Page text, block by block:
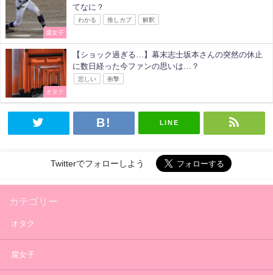
腐女子
てなに？
わかる 推しカプ 解釈
オタク
【ショック過ぎる…】幕末志士坂本さんの突然の休止
に数日経った今ファンの思いは…？
悲しい 衝撃
LINE
Twitterでフォローしよう
カテゴリー
オタク
腐女子